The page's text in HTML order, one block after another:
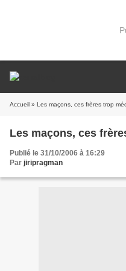
Accueil » Les maçons, ces frères trop
Les maçons, ces
Publié le 31/10/2006 à 16:29
Par jiripragman